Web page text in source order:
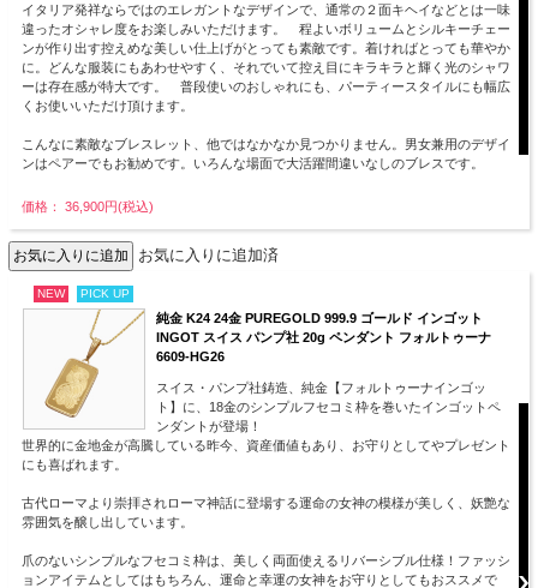
イタリア発祥ならではのエレガントなデザインで、通常の２面キヘイなどとは一味
違ったオシャレ度をお楽しみいただけます。 程よいボリュームとシルキーチェー
ンが作り出す控えめな美しい仕上げがとっても素敵です。着ければとっても華やか
に。どんな服装にもあわせやすく、それでいて控え目にキラキラと輝く光のシャワ
ーは存在感が特大です。 普段使いのおしゃれにも、パーティースタイルにも幅広
くお使いいただけ頂けます。
こんなに素敵なブレスレット、他ではなかなか見つかりません。男女兼用のデザイ
ンはペアーでもお勧めです。いろんな場面で大活躍間違いなしのブレスです。
価格： 36,900円(税込)
お気に入りに追加済
NEW PICK UP
純金 K24 24金 PUREGOLD 999.9 ゴールド インゴット
INGOT スイス パンプ社 20g ペンダント フォルトゥーナ
6609-HG26
スイス・パンプ社鋳造、純金【フォルトゥーナインゴッ
ト】に、18金のシンプルフセコミ枠を巻いたインゴットペ
ンダントが登場！
世界的に金地金が高騰している昨今、資産価値もあり、お守りとしてやプレゼント
にも喜ばれます。
古代ローマより崇拝されローマ神話に登場する運命の女神の模様が美しく、妖艶な
雰囲気を醸し出しています。
爪のないシンプルなフセコミ枠は、美しく両面使えるリバーシブル仕様！ファッシ
ョンアイテムとしてはもちろん、運命と幸運の女神をお守りとしてもおススメで